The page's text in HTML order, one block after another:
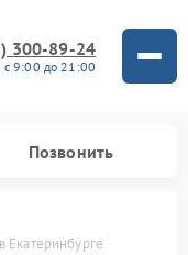
300-89-24
с 9:00 до 21:00
Позвонить
Екатеринбурге